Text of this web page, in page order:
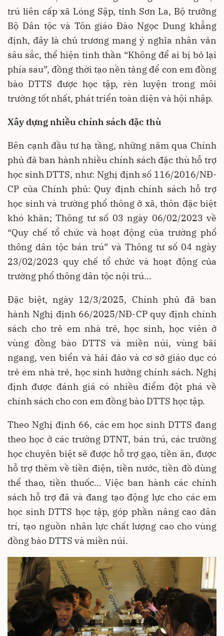
trú liên cấp xã Lóng Sập, tỉnh Sơn La, Bộ trưởng
Bộ Dân tộc và Tôn giáo Đào Ngọc Dung khẳng
định, đây là chủ trương mang ý nghĩa nhân văn
sâu sắc, thể hiện tinh thần “Không để ai bị bỏ lại
phía sau”, đồng thời tạo nền tảng để con em đồng
bào DTTS được học tập, rèn luyện trong môi
trường tốt nhất, phát triển toàn diện và hội nhập.
Xây dựng nhiều chính sách đặc thù
Bên cạnh đầu tư hạ tầng, những năm qua Chính
phủ đã ban hành nhiều chính sách đặc thù hỗ trợ
học sinh DTTS, như: Nghị định số 116/2016/NĐ-
CP của Chính phủ: Quy định chính sách hỗ trợ
học sinh và trường phổ thông ở xã, thôn đặc biệt
khó khăn; Thông tư số 03 ngày 06/02/2023 về
“Quy chế tổ chức và hoạt động của trường phổ
thông dân tộc bán trú” và Thông tư số 04 ngày
23/02/2023 quy chế tổ chức và hoạt động của
trường phổ thông dân tộc nội trú…
Đặc biệt, ngày 12/3/2025, Chính phủ đã ban
hành Nghị định 66/2025/NĐ-CP quy định chính
sách cho trẻ em nhà trẻ, học sinh, học viên ở
vùng đồng bào DTTS và miền núi, vùng bãi
ngang, ven biển và hải đảo và cơ sở giáo dục có
trẻ em nhà trẻ, học sinh hưởng chính sách. Nghị
định được đánh giá có nhiều điểm đột phá về
chính sách cho con em đồng bào DTTS học tập.
Theo Nghị định 66, các em học sinh DTTS đang
theo học ở các trường DTNT, bán trú, các trường
học chuyên biệt sẽ được hỗ trợ gạo, tiền ăn, được
hỗ trợ thêm về tiền điện, tiền nước, tiền đồ dùng
thể thao, tiền thuốc… Việc ban hành các chính
sách hỗ trợ đã và đang tạo động lực cho các em
học sinh DTTS học tập, góp phần nâng cao dân
trí, tạo nguồn nhân lực chất lượng cao cho vùng
đồng bào DTTS và miền núi.